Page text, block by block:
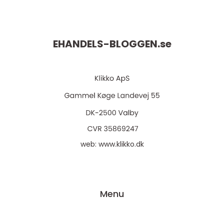
EHANDELS-BLOGGEN.se
web: www.klikko.dk
Menu